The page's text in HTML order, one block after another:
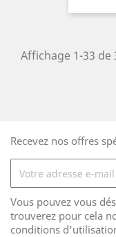
Affichage 1-33 de
Recevez nos offres
Vous pouvez vous
trouverez pour cela
conditions